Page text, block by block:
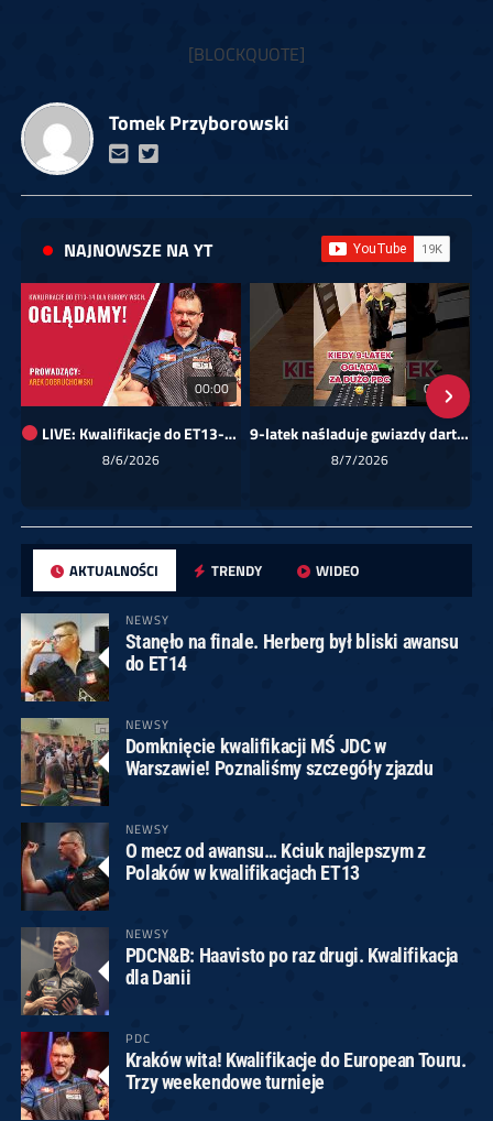
[BLOCKQUOTE]
Tomek Przyborowski
NAJNOWSZE NA YT
00:00
LIVE: Kwalifikacje do ET13-14 dla Europy Wschodniej
8/6/2026
01:08
9-latek naśladuje gwiazdy darta!
8/7/2026
AKTUALNOŚCI TRENDY WIDEO
NEWSY
Stanęło na finale. Herberg był bliski awansu
do ET14
NEWSY
Domknięcie kwalifikacji MŚ JDC w
Warszawie! Poznaliśmy szczegóły zjazdu
NEWSY
O mecz od awansu… Kciuk najlepszym z
Polaków w kwalifikacjach ET13
NEWSY
PDCN&B: Haavisto po raz drugi. Kwalifikacja
dla Danii
PDC
Kraków wita! Kwalifikacje do European Touru.
Trzy weekendowe turnieje